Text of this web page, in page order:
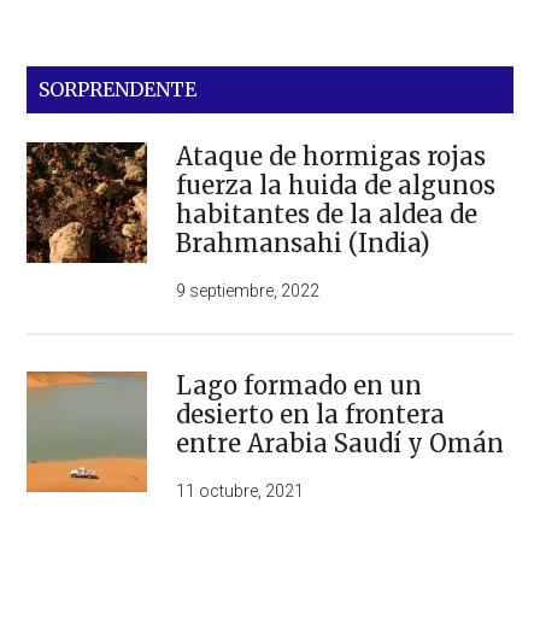
SORPRENDENTE
Ataque de hormigas rojas
fuerza la huida de algunos
habitantes de la aldea de
Brahmansahi (India)
9 septiembre, 2022
Lago formado en un
desierto en la frontera
entre Arabia Saudí y Omán
11 octubre, 2021